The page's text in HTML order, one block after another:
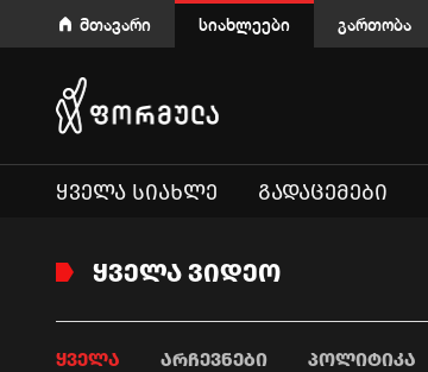
მთავარი სიახლეები გართობა
ᲧᲕᲔᲚᲐ ᲡᲘᲐᲮᲚᲔ ᲒᲐᲓᲐᲪᲔᲛᲔᲑᲘ
ᲧᲕᲔᲚᲐ ᲕᲘᲓᲔᲝ
ᲧᲕᲔᲚᲐ ᲐᲠᲩᲔᲕᲜᲔᲑᲘ ᲞᲝᲚᲘᲢᲘᲙᲐ